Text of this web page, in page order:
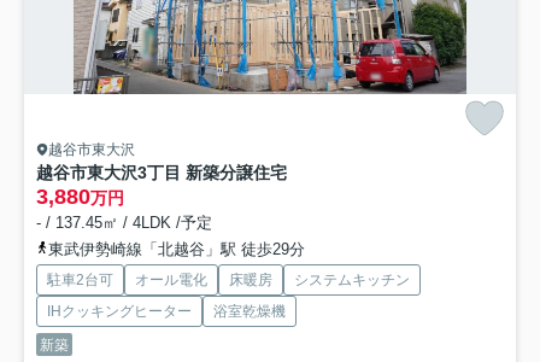
越谷市東大沢
越谷市東大沢3丁目 新築分譲住宅
3,880万円
- / 137.45㎡ / 4LDK /予定
東武伊勢崎線「北越谷」駅 徒歩29分
駐車2台可 オール電化 床暖房
システムキッチン
IHクッキングヒーター
浴室乾燥機
新築